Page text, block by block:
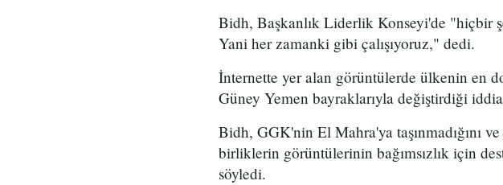
Bidh, Başkanlık Liderlik Konseyi'de "hiçbir
Yani her zamanki gibi çalışıyoruz," dedi.
İnternette yer alan görüntülerde ülkenin en
Güney Yemen bayraklarıyla değiştirdiği
Bidh, GGK'nin El Mahra'ya taşınmadığını
birliklerin görüntülerinin bağımsızlık için
söyledi.